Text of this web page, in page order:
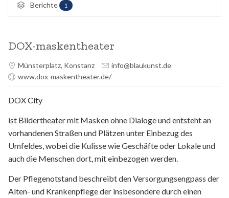
Berichte 1
DOX-maskentheater
Münsterplatz, Konstanz
info@blaukunst.de
www.dox-maskentheater.de/
DOX City
ist Bildertheater mit Masken ohne Dialoge und entsteht an
vorhandenen Straßen und Plätzen unter Einbezug des
Umfeldes, wobei die Kulisse wie Geschäfte oder Lokale und
auch die Menschen dort, mit einbezogen werden.
Der Pflegenotstand beschreibt den Versorgungsengpass der
Alten- und Krankenpflege der insbesondere durch einen